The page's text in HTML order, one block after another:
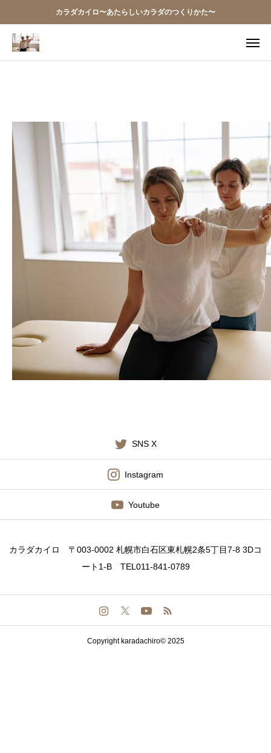
カラダカイロ〜あたらしいカラダのつくりかた〜
SNS X
Instagram
Youtube
カラダカイロ 〒003-0002 札幌市白石区東札幌2条5丁目7-8 3Dコ
ート1-B TEL011-841-0789
Copyright karadachiro© 2025
お問い合わせ
当院の想い
お知らせ
アクセス
施術案内
適応症状